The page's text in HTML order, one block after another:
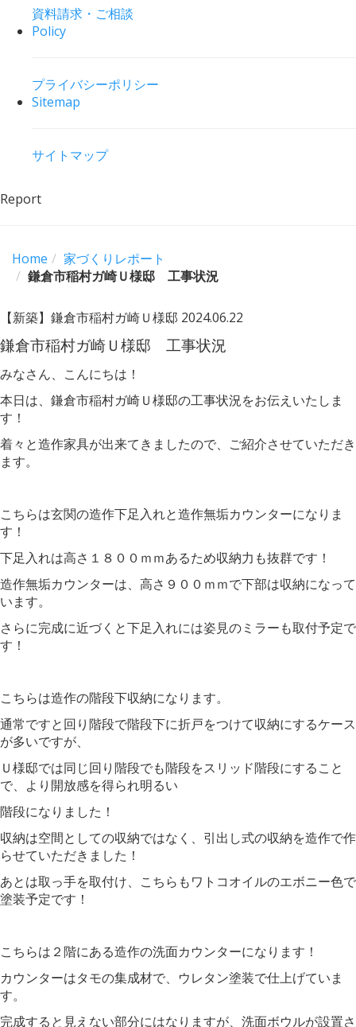
資料請求・ご相談
Policy
プライバシーポリシー
Sitemap
サイトマップ
Report
Home
家づくりレポート
鎌倉市稲村ガ崎Ｕ様邸 工事状況
【新築】鎌倉市稲村ガ崎Ｕ様邸 2024.06.22
鎌倉市稲村ガ崎Ｕ様邸 工事状況
みなさん、こんにちは！
本日は、鎌倉市稲村ガ崎Ｕ様邸の工事状況をお伝えいたしま
す！
着々と造作家具が出来てきましたので、ご紹介させていただき
ます。
こちらは玄関の造作下足入れと造作無垢カウンターになりま
す！
下足入れは高さ１８００ｍｍあるため収納力も抜群です！
造作無垢カウンターは、高さ９００ｍｍで下部は収納になって
います。
さらに完成に近づくと下足入れには姿見のミラーも取付予定で
す！
こちらは造作の階段下収納になります。
通常ですと回り階段で階段下に折戸をつけて収納にするケース
が多いですが、
Ｕ様邸では同じ回り階段でも階段をスリッド階段にすること
で、より開放感を得られ明るい
階段になりました！
収納は空間としての収納ではなく、引出し式の収納を造作で作
らせていただきました！
あとは取っ手を取付け、こちらもワトコオイルのエボニー色で
塗装予定です！
こちらは２階にある造作の洗面カウンターになります！
カウンターはタモの集成材で、ウレタン塗装で仕上げていま
す。
完成すると見えない部分にはなりますが、洗面ボウルが設置さ